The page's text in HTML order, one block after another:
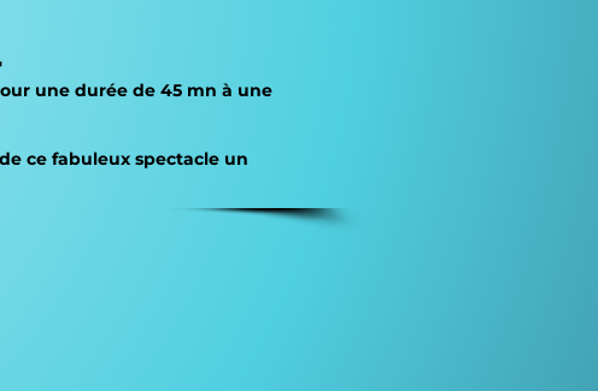
une durée de 45 mn à une
ce fabuleux spectacle un